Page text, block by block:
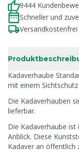
9444
Schneller und
Kadaverhaube
mit einem
Die Kadaverhauben
lieferbar.
Die Kadaverhaube
Anblick. Diese
Kadaver an öffentlich